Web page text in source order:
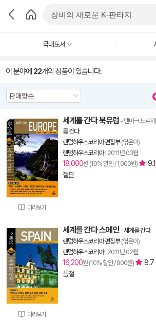
국내도서
이 분야에 22개의 상품이 있습니다.
미리보기
세계를 간다 북유럽 - 덴마크.노르
를 간다
랜덤하우스코리아 편집부(엮은이)
랜덤하우스코리아| 2011년 03월
18,000원 (10% 할인 / 1,000원)
9.1
절판
미리보기
세계를 간다 스페인-세계를 간다
랜덤하우스코리아 편집부(엮은이)
랜덤하우스코리아| 2011년 02월
16,200원 (10% 할인 / 900원)
8.7
품절